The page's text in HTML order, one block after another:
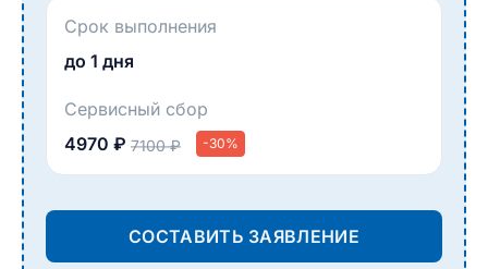
Срок выполнения
до 1 дня
Сервисный сбор
4970 ₽ 7100 ₽ -30%
СОСТАВИТЬ ЗАЯВЛЕНИЕ